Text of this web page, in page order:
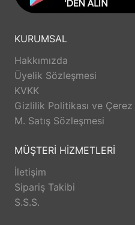
KURUMSAL
Hakkımızda
Üyelik Sözleşmesi
KVKK
Gizlilik Politikası ve Çerez
M. Satış Sözleşmesi
MÜŞTERİ HİZMETLERİ
İletişim
Sipariş Takibi
S.S.S.